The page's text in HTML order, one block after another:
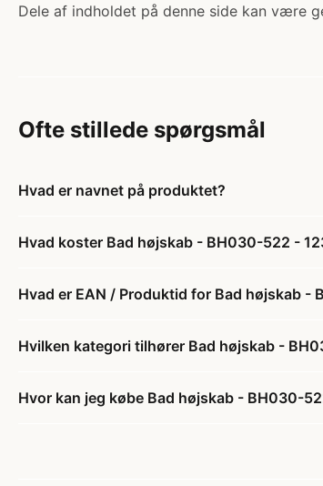
Dele af indholdet på denne side kan være
Ofte stillede spørgsmål
Hvad er navnet på produktet?
Hvad koster Bad højskab - BH030-522 -
Hvad er EAN / Produktid for Bad højskab -
Hvilken kategori tilhører Bad højskab -
Hvor kan jeg købe Bad højskab - BH030-